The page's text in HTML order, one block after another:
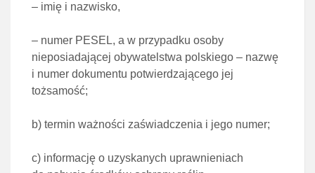
– imię i nazwisko,
– numer PESEL, a w przypadku osoby
nieposiadającej obywatelstwa polskiego – nazwę
i numer dokumentu potwierdzającego jej
tożsamość;
b) termin ważności zaświadczenia i jego numer;
c) informację o uzyskanych uprawnieniach